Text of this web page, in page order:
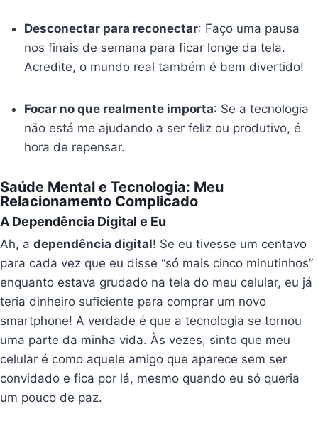
Desconectar para reconectar: Faço uma pausa
nos finais de semana para ficar longe da tela.
Acredite, o mundo real também é bem divertido!
Focar no que realmente importa: Se a tecnologia
não está me ajudando a ser feliz ou produtivo, é
hora de repensar.
Saúde Mental e Tecnologia: Meu
Relacionamento Complicado
A Dependência Digital e Eu
Ah, adependência digital! Se eu tivesse um centavo
para cada vez que eu disse “só mais cinco minutinhos”
enquanto estava grudado na tela do meu celular, eu já
teria dinheiro suficiente para comprar um novo
smartphone! A verdade é que a tecnologia se tornou
uma parte da minha vida. Às vezes, sinto que meu
celular é como aquele amigo que aparece sem ser
convidado e fica por lá, mesmo quando eu só queria
um pouco de paz.